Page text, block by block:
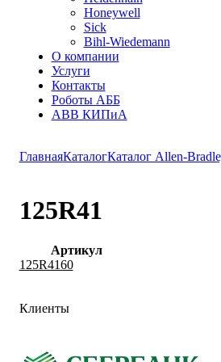
Honeywell
Sick
Bihl-Wiedemann
О компании
Услуги
Контакты
Роботы АББ
ABB КИПиА
ГлавнаяКаталогКаталог Allen-
125R41
Артикул
125R4160
Клиенты